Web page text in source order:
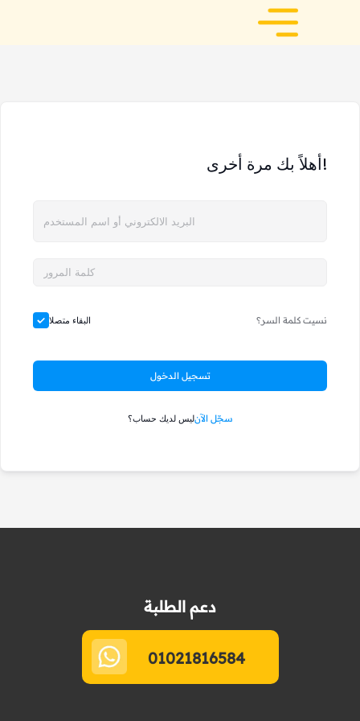
أهلاً بك مرة أخرى!
البقاء متصلا نسيت كلمة السر؟
تسجيل الدخول
ليس لديك حساب؟سجّل الآن
دعم الطلبة
01021816584